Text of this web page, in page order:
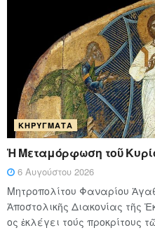
ΚΗΡΎΓΜΑΤΑ
Ἡ Μεταμόρφωση τοῦ
6 Αυγούστου 2026
Μητροπολίτου Φαναρίου
Ἀποστολικῆς Διακονίας τῆς
ος ἐκλέγει τούς προ­κρί­τους